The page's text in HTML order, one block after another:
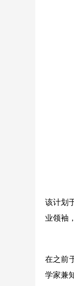
该计划
业领袖
在之前
学家兼